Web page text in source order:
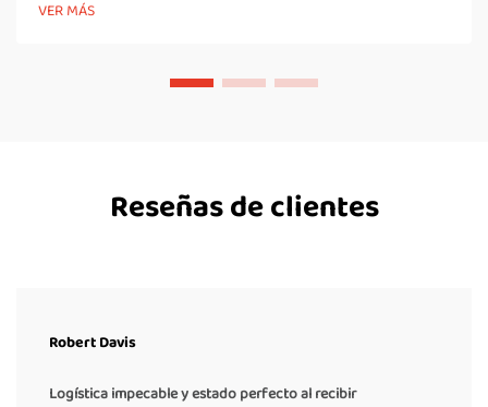
negocio de tiendas de techo vendrá con...
VER MÁS
Reseñas de clientes
Robert Davis
Logística impecable y estado perfecto al recibir